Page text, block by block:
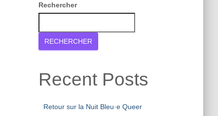
Rechercher
RECHERCHER
Recent Posts
Retour sur la Nuit Bleu·e Queer